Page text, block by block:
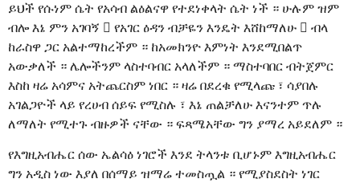
ይህች የሱነም ሴት የአሳብ ልዕልናዋ የተደነቀላት ሴት ነች ። ሁሉም ዝም
ብሎ እኔ ምን አገባኝ  የአገር ዕዳን ብቻዬን እንዴት እሸከማለሁ  ብላ
ከራስዋ ጋር አልተማከረችም ። ከአመክንዮ እምነት እንደሚበልጥ
አውቃለች ። ሌሎችንም ላስተባብር አላለችም ። ማስተባበር ብትጀምር
እስከ ዛሬ አሳምና አትጨርስም ነበር ። ዛሬ በደረቁ የሚላጩ ፣ ሳያበሉ
አገልጋዮች ላይ የረሀብ ሰይፍ የሚስሉ ፣ እኔ ጠልቻለሁ እናንተም ጥሉ
ለማለት የሚተጉ ብዙዎች ናቸው ። ፍጻሜአቸው ግን ያማረ አይደለም ።
የእግዚአብሔር ሰው ኤልሳዕ ነገሮች እንደ ትላንቱ ቢሆኑም እግዚአብሔር
ግን አዲስ ነው እያለ በሰማይ ዝማሬ ተመስጧል ። የሚያስደስት ነገር